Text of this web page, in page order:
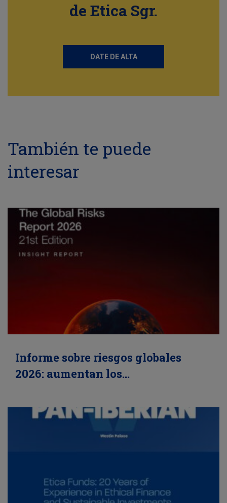
de Etica Sgr.
DATE DE ALTA
También te puede
interesar
Informe sobre riesgos globales
2026: aumentan los…